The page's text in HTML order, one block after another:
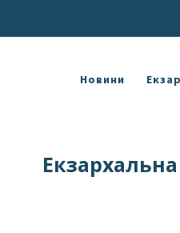
Новини
Екзархальна